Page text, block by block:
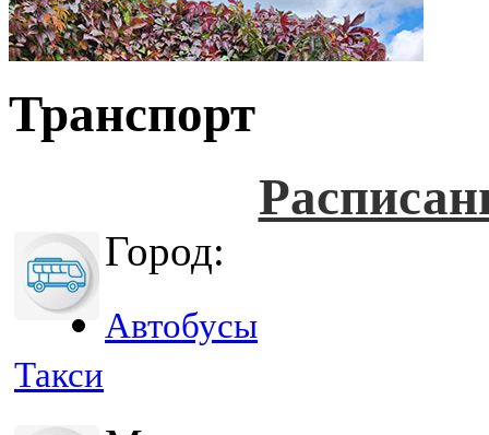
Транспорт
Город:
Автобусы
Такси